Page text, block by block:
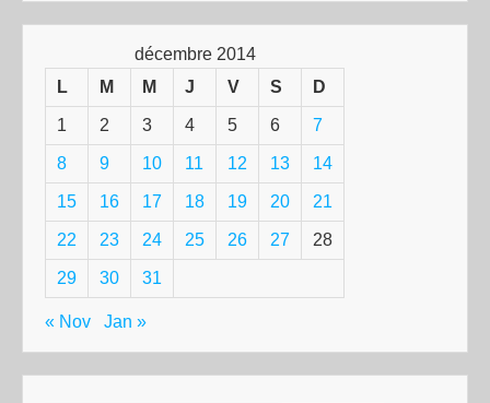
décembre 2014
L
M M J V S D
1 2 3 4 5 6 7
8 9 10 11 12 13 14
15 16 17 18 19 20 21
22 23 24 25 26 27 28
29 30 31
« Nov Jan »